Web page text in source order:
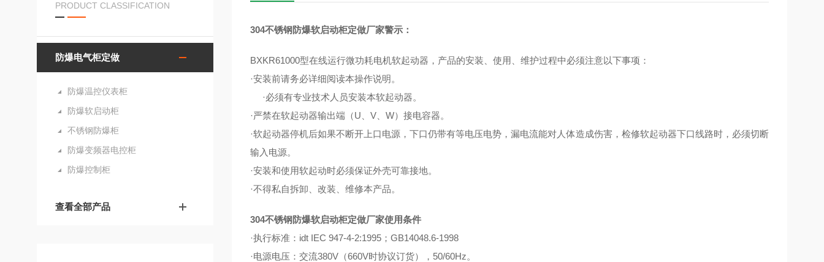
PRODUCT CLASSIFICATION
防爆电气柜定做
防爆温控仪表柜
防爆软启动柜
不锈钢防爆柜
防爆变频器电控柜
防爆控制柜
查看全部产品
304不锈钢防爆软启动柜定做厂家警示：
BXKR61000型在线运行微功耗电机软起动器，产品的安装、使用、维护过程中必须注意以下事项：
·安装前请务必详细阅读本操作说明。
·必须有专业技术人员安装本软起动器。
·严禁在软起动器输出端（U、V、W）接电容器。
·软起动器停机后如果不断开上口电源，下口仍带有等电压电势，漏电流能对人体造成伤害，检修软起动器下口线路时，必须切断
输入电源。
·安装和使用软起动时必须保证外壳可靠接地。
·不得私自拆卸、改装、维修本产品。
304不锈钢防爆软启动柜定做厂家使用条件
·执行标准：idt IEC 947-4-2:1995；GB14048.6-1998
·电源电压：交流380V（660V时协议订货），50/60Hz。